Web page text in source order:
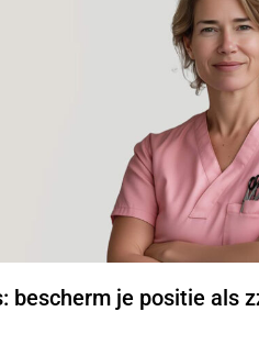
bescherm je positie als